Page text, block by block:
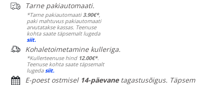
Tarne pakiautomaati.
*Tarne pakiautomaati 3.90€*,
paki mahtuvus pakiautomaati
arvutatakse kassas. Teenuse
kohta saate täpsemalt lugeda
siit.
Kohaletoimetamine kulleriga.
*Kullerteenuse hind 12.00€*.
Teenuse kohta saate täpsemalt
lugedasiit.
E-poest ostmisel 14-päevanetagastusõigus. Täpsem